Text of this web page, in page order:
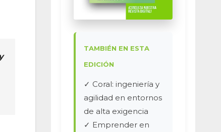
TAMBIÉN EN ESTA
EDICIÓN
✓ Coral: ingeniería y
agilidad en entornos
de alta exigencia
✓ Emprender en